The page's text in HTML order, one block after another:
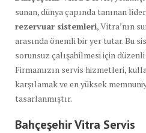
sunan, dünya çapında tanınan
rezervuar sistemleri, Vitra’nın
arasında önemli bir yer tutar. Bu
sorunsuz çalışabilmesi için
Firmamızın servis hizmetleri,
karşılamak ve en yüksek
tasarlanmıştır.
Bahçeşehir Vitra Servis